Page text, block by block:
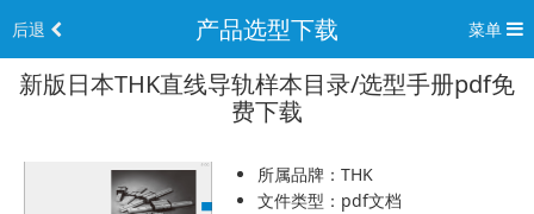
后退 产品选型下载 菜单
新版日本THK直线导轨样本目录/选型手册pdf免
费下载
所属品牌：THK
文件类型：pdf文档